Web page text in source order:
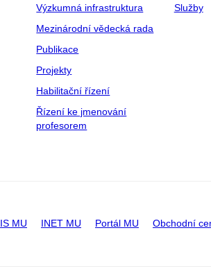
Výzkumná infrastruktura
Mezinárodní vědecká rada
Publikace
Projekty
Habilitační řízení
Řízení ke jmenování
profesorem
Služby
IS MU INET MU Portál MU Obchodní